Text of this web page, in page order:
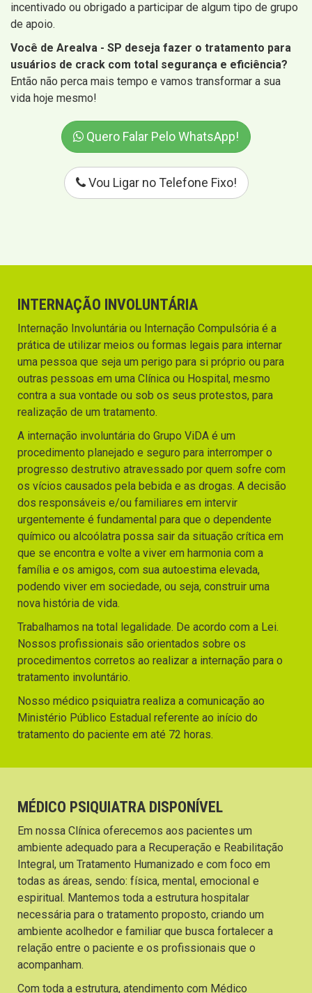
incentivado ou obrigado a participar de algum tipo de grupo
de apoio.
Você de Arealva - SP deseja fazer o tratamento para
usuários de crack com total segurança e eficiência?
Então não perca mais tempo e vamos transformar a sua
vida hoje mesmo!
Quero Falar Pelo WhatsApp!
Vou Ligar no Telefone Fixo!
INTERNAÇÃO INVOLUNTÁRIA
Internação Involuntária ou Internação Compulsória é a
prática de utilizar meios ou formas legais para internar
uma pessoa que seja um perigo para si próprio ou para
outras pessoas em uma Clínica ou Hospital, mesmo
contra a sua vontade ou sob os seus protestos, para
realização de um tratamento.
A internação involuntária do Grupo ViDA é um
procedimento planejado e seguro para interromper o
progresso destrutivo atravessado por quem sofre com
os vícios causados pela bebida e as drogas. A decisão
dos responsáveis e/ou familiares em intervir
urgentemente é fundamental para que o dependente
químico ou alcoólatra possa sair da situação crítica em
que se encontra e volte a viver em harmonia com a
família e os amigos, com sua autoestima elevada,
podendo viver em sociedade, ou seja, construir uma
nova história de vida.
Trabalhamos na total legalidade. De acordo com a Lei.
Nossos profissionais são orientados sobre os
procedimentos corretos ao realizar a internação para o
tratamento involuntário.
Nosso médico psiquiatra realiza a comunicação ao
Ministério Público Estadual referente ao início do
tratamento do paciente em até 72 horas.
MÉDICO PSIQUIATRA DISPONÍVEL
Em nossa Clínica oferecemos aos pacientes um
ambiente adequado para a Recuperação e Reabilitação
Integral, um Tratamento Humanizado e com foco em
todas as áreas, sendo: física, mental, emocional e
espiritual. Mantemos toda a estrutura hospitalar
necessária para o tratamento proposto, criando um
ambiente acolhedor e familiar que busca fortalecer a
relação entre o paciente e os profissionais que o
acompanham.
Com toda a estrutura, atendimento com Médico